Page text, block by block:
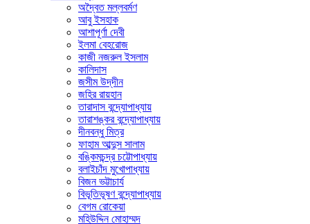
অদ্বৈত মল্লবর্মণ
আবু ইসহাক
আশাপূর্ণা দেবী
ইলমা বেহরোজ
কাজী নজরুল ইসলাম
কালিদাস
জসীম উদ্‌দীন
জহির রায়হান
তারাদাস বন্দ্যোপাধ্যায়
তারাশঙ্কর বন্দ্যোপাধ্যায়
দীনবন্ধু মিত্র
ফাহাম আব্দুস সালাম
বঙ্কিমচন্দ্র চট্টোপাধ্যায়
বলাইচাঁদ মুখোপাধ্যায়
বিজন ভট্টাচার্য
বিভূতিভূষণ বন্দ্যোপাধ্যায়
বেগম রোকেয়া
মহিউদ্দিন মোহাম্মদ